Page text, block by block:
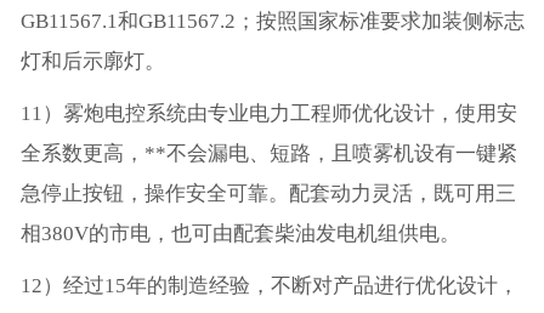
GB11567.1和GB11567.2；按照国家标准要求加装侧标志
灯和后示廓灯。
11）雾炮电控系统由专业电力工程师优化设计，使用安
全系数更高，**不会漏电、短路，且喷雾机设有一键紧
急停止按钮，操作安全可靠。配套动力灵活，既可用三
相380V的市电，也可由配套柴油发电机组供电。
12）经过15年的制造经验，不断对产品进行优化设计，